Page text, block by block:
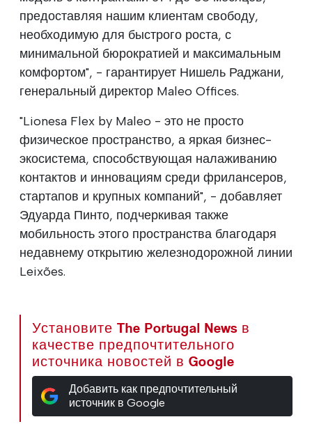
предоставляя нашим клиентам свободу,
необходимую для быстрого роста, с
минимальной бюрократией и максимальным
комфортом", - гарантирует Нишель Раджани,
генеральный директор Maleo Offices.
"Lionesa Flex by Maleo - это не просто
физическое пространство, а яркая бизнес-
экосистема, способствующая налаживанию
контактов и инновациям среди фрилансеров,
стартапов и крупных компаний", - добавляет
Эдуарда Пинто, подчеркивая также
мобильность этого пространства благодаря
недавнему открытию железнодорожной линии
Leixões.
Установите The Portugal News в
качестве предпочтительного
источника новостей в Google
Добавить как предпочтительный
источник в Google